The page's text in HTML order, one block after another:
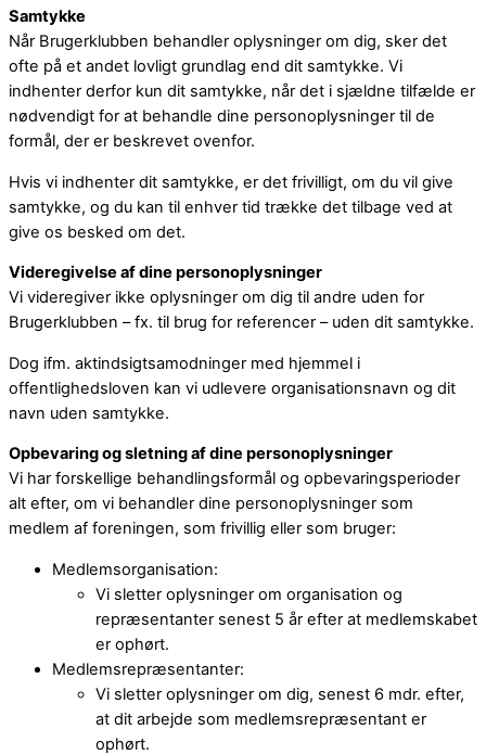
Samtykke
Når Brugerklubben behandler oplysninger om dig, sker det
ofte på et andet lovligt grundlag end dit samtykke. Vi
indhenter derfor kun dit samtykke, når det i sjældne tilfælde er
nødvendigt for at behandle dine personoplysninger til de
formål, der er beskrevet ovenfor.
Hvis vi indhenter dit samtykke, er det frivilligt, om du vil give
samtykke, og du kan til enhver tid trække det tilbage ved at
give os besked om det.
Videregivelse af dine personoplysninger
Vi videregiver ikke oplysninger om dig til andre uden for
Brugerklubben – fx. til brug for referencer – uden dit samtykke.
Dog ifm. aktindsigtsamodninger med hjemmel i
offentlighedsloven kan vi udlevere organisationsnavn og dit
navn uden samtykke.
Opbevaring og sletning af dine personoplysninger
Vi har forskellige behandlingsformål og opbevaringsperioder
alt efter, om vi behandler dine personoplysninger som
medlem af foreningen, som frivillig eller som bruger:
Medlemsorganisation:
Vi sletter oplysninger om organisation og
repræsentanter senest 5 år efter at medlemskabet
er ophørt.
Medlemsrepræsentanter:
Vi sletter oplysninger om dig, senest 6 mdr. efter,
at dit arbejde som medlemsrepræsentant er
ophørt.